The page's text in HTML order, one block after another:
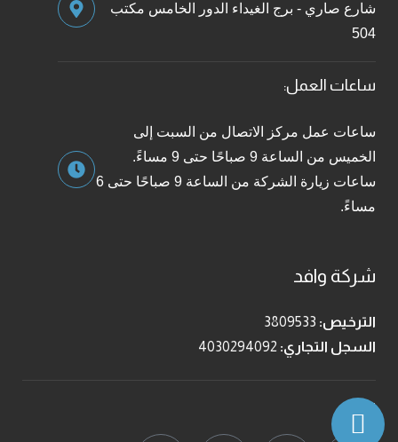
شارع صاري - برج الغيداء الدور الخامس مكتب
504
ساعات العمل:
ساعات عمل مركز الاتصال من السبت إلى
الخميس من الساعة 9 صباحًا حتى 9 مساءً.
ساعات زيارة الشركة من الساعة 9 صباحًا حتى 6
مساءً.
شركة وافد
الترخيص: 3809533
السجل التجاري: 4030294092
تابعنا: